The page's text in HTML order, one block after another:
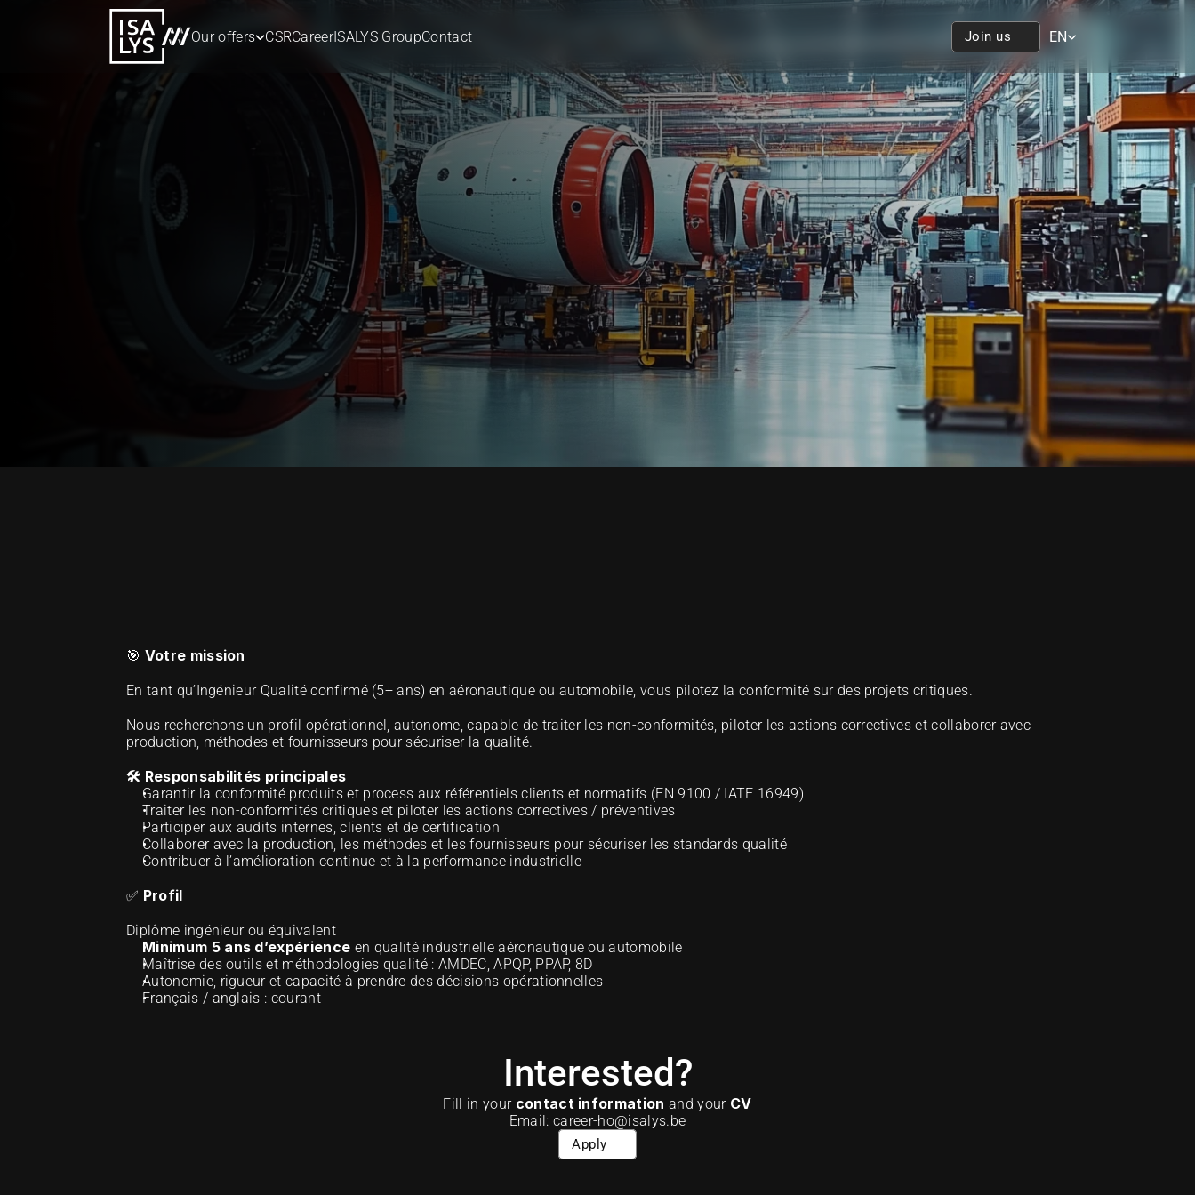
Our offers Career
CSR ISALYS GroupContact Join us
Select Language
EN
🎯 Votre mission
En tant qu’Ingénieur Qualité confirmé (5+ ans) en aéronautique ou automobile, vous pilotez la conformité sur des projets critiques.
Nous recherchons un profil opérationnel, autonome, capable de traiter les non-conformités, piloter les actions correctives et collaborer avec
production, méthodes et fournisseurs pour sécuriser la qualité.
🛠 Responsabilités principales
Garantir la conformité produits et process aux référentiels clients et normatifs (EN 9100 / IATF 16949)
Traiter les non-conformités critiques et piloter les actions correctives / préventives
Participer aux audits internes, clients et de certification
Collaborer avec la production, les méthodes et les fournisseurs pour sécuriser les standards qualité
Contribuer à l’amélioration continue et à la performance industrielle
✅ Profil
Diplôme ingénieur ou équivalent
Minimum 5 ans d’expérience en qualité industrielle aéronautique ou automobile
Maîtrise des outils et méthodologies qualité : AMDEC, APQP, PPAP, 8D
Autonomie, rigueur et capacité à prendre des décisions opérationnelles
Français / anglais : courant
Interested?
Fill in your contact information and your CV
Email: career-ho@isalys.be
Apply